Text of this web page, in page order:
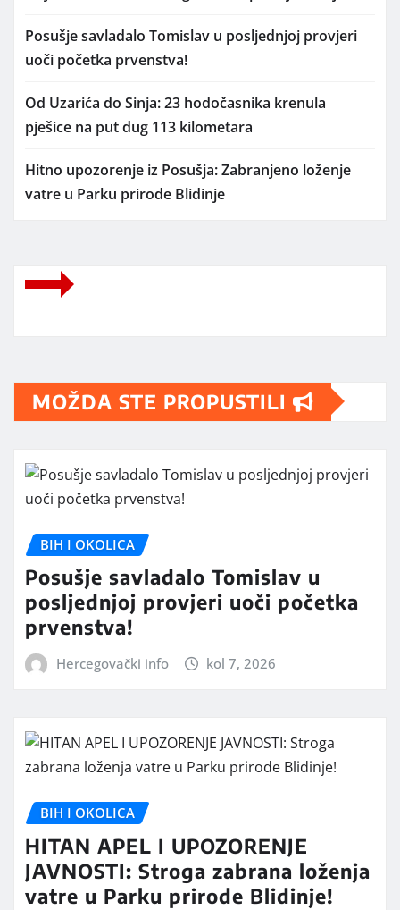
Posušje savladalo Tomislav u posljednjoj provjeri
uoči početka prvenstva!
Od Uzarića do Sinja: 23 hodočasnika krenula
pješice na put dug 113 kilometara
Hitno upozorenje iz Posušja: Zabranjeno loženje
vatre u Parku prirode Blidinje
MOŽDA STE PROPUSTILI
BIH I OKOLICA
Posušje savladalo Tomislav u
posljednjoj provjeri uoči početka
prvenstva!
Hercegovački info kol 7, 2026
BIH I OKOLICA
HITAN APEL I UPOZORENJE
JAVNOSTI: Stroga zabrana loženja
vatre u Parku prirode Blidinje!